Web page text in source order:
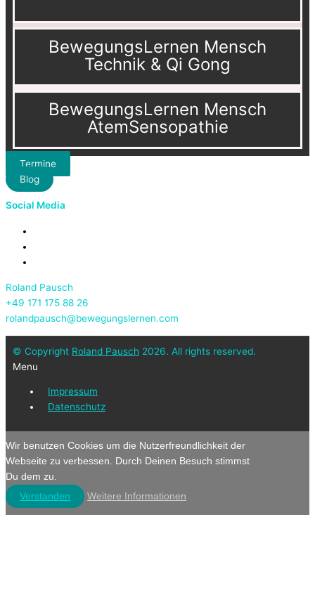
BewegungsLernen Mensch
Technik & Qi Gong
BewegungsLernen Mensch
AtemSensopathie
Termine
Blog
Social Media
Roland Pausch
+49 171 175 88 26
rolandpausch@bewegungslernen.com
© Copyright Roland Pausch 2026. All rights reserved.
Menu
Impressum
Datenschutz
Wir benutzen Cookies um die Nutzerfreundlichkeit der
Webseite zu verbessen. Durch Deinen Besuch stimmst
Du dem zu.
Verstanden
Weitere Informationen